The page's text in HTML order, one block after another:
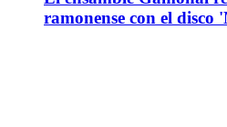
ramonense con el